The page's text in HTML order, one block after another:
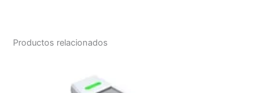
Productos relacionados